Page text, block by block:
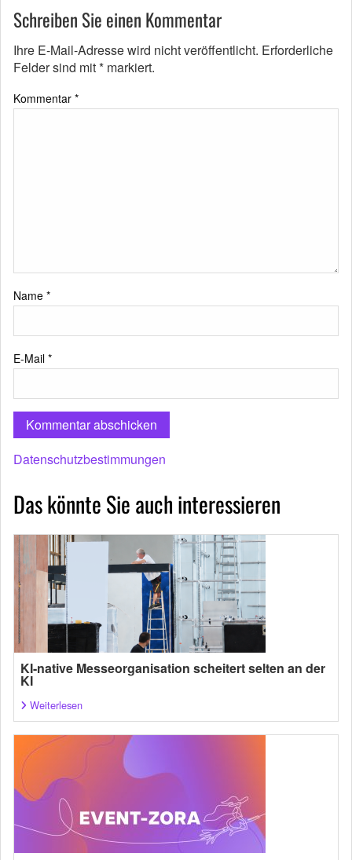
Schreiben Sie einen Kommentar
Ihre E-Mail-Adresse wird nicht veröffentlicht. Erforderliche
Felder sind mit* markiert.
Kommentar *
Name *
E-Mail *
Datenschutzbestimmungen
Das könnte Sie auch interessieren
KI-native Messeorganisation scheitert selten an der
KI
Weiterlesen